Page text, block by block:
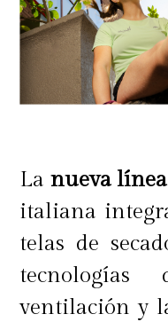
La nueva
italiana
telas de
ventilación y